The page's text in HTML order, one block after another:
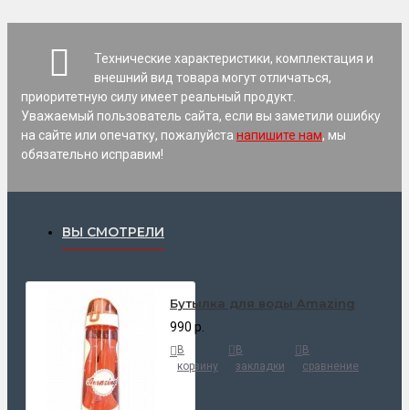
Технические характеристики, комплектация и
внешний вид товара могут отличаться,
приоритетную силу имеет реальный продукт.
Уважаемый пользователь сайта, если вы заметили ошибку
на сайте или опечатку, пожалуйста напишите нам, мы
обязательно исправим!
ВЫ СМОТРЕЛИ
Бутылка для воды Amazing
990 р.
В
корзину
В
закладки
В
сравнение